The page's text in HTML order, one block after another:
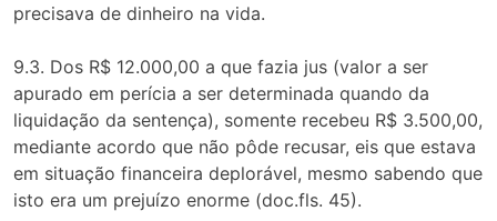
precisava de dinheiro na vida.
9.3. Dos R$ 12.000,00 a que fazia jus (valor a ser
apurado em perícia a ser determinada quando da
liquidação da sentença), somente recebeu R$ 3.500,00,
mediante acordo que não pôde recusar, eis que estava
em situação financeira deplorável, mesmo sabendo que
isto era um prejuízo enorme (doc.fls. 45).